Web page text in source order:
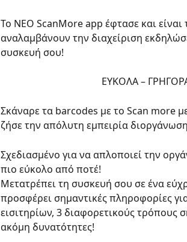
Το ΝΕΟ ScanMore app έφτασε και είναι
αναλαμβάνουν την διαχείριση
συσκευή σου!
Σκάναρε τα barcodes με το Scan more
ζήσε την απόλυτη εμπειρία
Σχεδιασμένο για να απλοποιεί την
πιο εύκολο από ποτέ!
Μετατρέπει τη συσκευή σου σε ένα
προσφέρει σημαντικές πληροφορίες
εισιτηρίων, 3 διαφορετικούς τρόπους
ακόμη δυνατότητες!